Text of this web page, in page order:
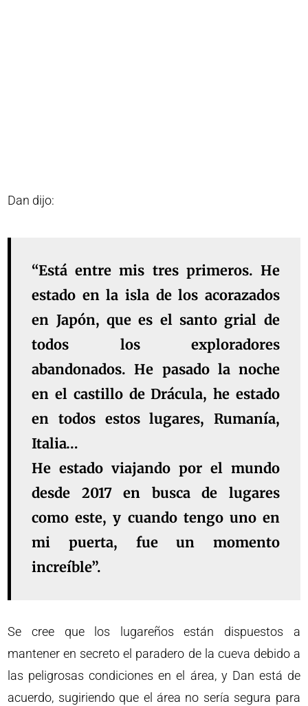
Dan dijo:
“Está entre mis tres primeros. He
estado en la isla de los acorazados
en Japón, que es el santo grial de
todos los exploradores
abandonados. He pasado la noche
en el castillo de Drácula, he estado
en todos estos lugares, Rumanía,
Italia…
He estado viajando por el mundo
desde 2017 en busca de lugares
como este, y cuando tengo uno en
mi puerta, fue un momento
increíble”.
Se cree que los lugareños están dispuestos a
mantener en secreto el paradero de la cueva debido a
las peligrosas condiciones en el área, y Dan está de
acuerdo, sugiriendo que el área no sería segura para